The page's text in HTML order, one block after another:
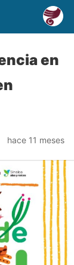
en
hace 11 meses